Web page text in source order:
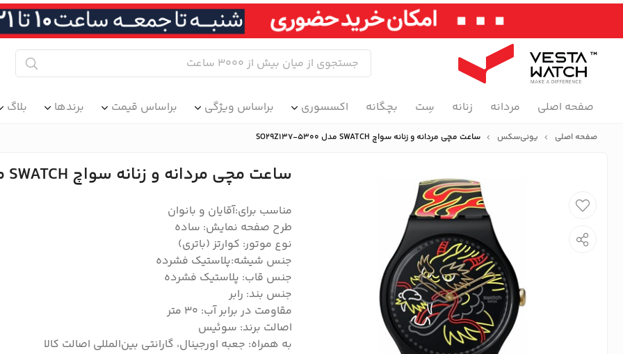
صفحه اصلی مردانه زنانه سِت بچگانه اکسسوری براساس ویژگی براساس قیمت برندها بلاگ
صفحه اصلی یونی‌سکس ساعت مچی مردانه و زنانه سواچ SWATCH مدل SO29Z137-5300
ساعت مچی مردانه و زنانه سواچ SWATCH مدل SO29Z137-5300
مناسب برای:آقایان و بانوان
طرح صفحه نمایش: ساده
نوع موتور: کوارتز (باتری)
جنس شیشه:پلاستیک فشرده
جنس قاب: پلاستیک فشرده
جنس بند: رابر
مقاومت در برابر آب: ۳۰ متر
اصالت برند: سوئیس
به همراه: جعبه اورجینال، گارانتی بین‌المللی اصالت کالا